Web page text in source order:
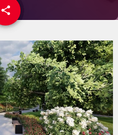
share
email